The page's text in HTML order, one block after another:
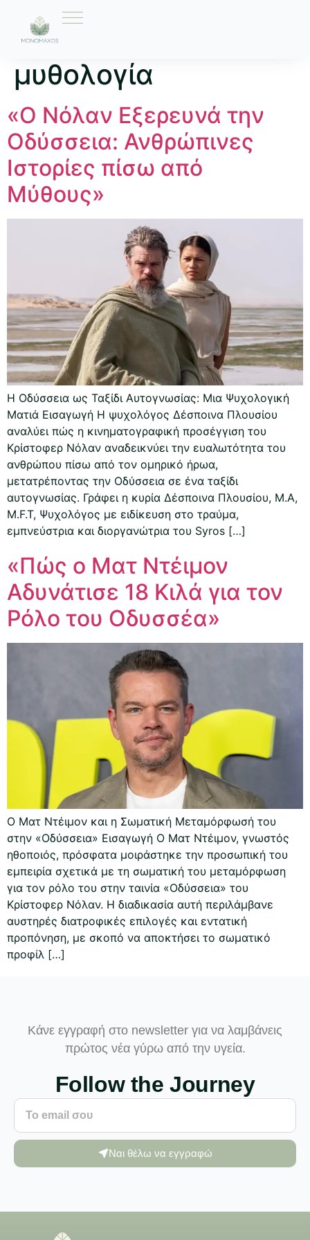
Ετικέτα:
μυθολογία
«Ο Νόλαν Εξερευνά την
Οδύσσεια: Ανθρώπινες
Ιστορίες πίσω από
Μύθους»
Η Οδύσσεια ως Ταξίδι Αυτογνωσίας: Μια Ψυχολογική
Ματιά Εισαγωγή Η ψυχολόγος Δέσποινα Πλουσίου
αναλύει πώς η κινηματογραφική προσέγγιση του
Κρίστοφερ Νόλαν αναδεικνύει την ευαλωτότητα του
ανθρώπου πίσω από τον ομηρικό ήρωα,
μετατρέποντας την Οδύσσεια σε ένα ταξίδι
αυτογνωσίας. Γράφει η κυρία Δέσποινα Πλουσίου, M.A,
M.F.T, Ψυχολόγος με ειδίκευση στο τραύμα,
εμπνεύστρια και διοργανώτρια του Syros […]
«Πώς ο Ματ Ντέιμον
Αδυνάτισε 18 Κιλά για τον
Ρόλο του Οδυσσέα»
Ο Ματ Ντέιμον και η Σωματική Μεταμόρφωσή του
στην «Οδύσσεια» Εισαγωγή Ο Ματ Ντέιμον, γνωστός
ηθοποιός, πρόσφατα μοιράστηκε την προσωπική του
εμπειρία σχετικά με τη σωματική του μεταμόρφωση
για τον ρόλο του στην ταινία «Οδύσσεια» του
Κρίστοφερ Νόλαν. Η διαδικασία αυτή περιλάμβανε
αυστηρές διατροφικές επιλογές και εντατική
προπόνηση, με σκοπό να αποκτήσει το σωματικό
προφίλ […]
Κάνε εγγραφή στο newsletter για να λαμβάνεις
πρώτος νέα γύρω από την υγεία.
Follow the Journey
Ναι θέλω να εγγραφώ